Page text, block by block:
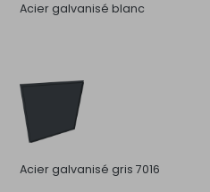
Acier galvanisé blanc
Acier galvanisé gris 7016